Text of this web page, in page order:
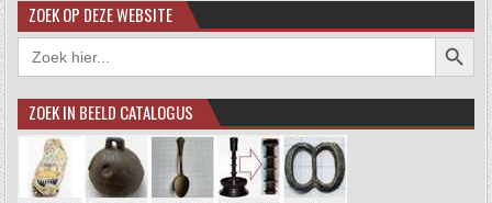
ZOEK OP DEZE WEBSITE
Zoek
naar:
ZOEK IN BEELD CATALOGUS